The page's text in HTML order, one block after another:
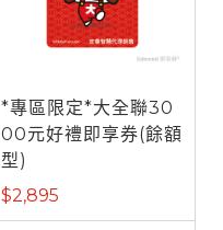
*專區限定*大全聯30
00元好禮即享券(餘額
型)
$2,895